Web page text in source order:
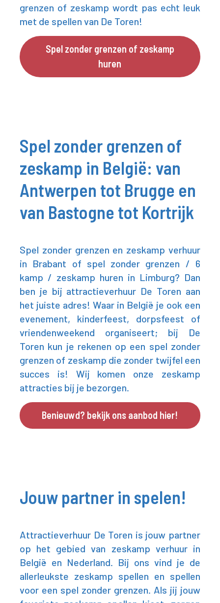
grenzen of zeskamp wordt pas echt leuk
met de spellen van De Toren!
Spel zonder grenzen of zeskamp
huren
Spel zonder grenzen of
zeskamp in België: van
Antwerpen tot Brugge en
van Bastogne tot Kortrijk
Spel zonder grenzen en zeskamp verhuur
in Brabant of spel zonder grenzen / 6
kamp / zeskamp huren in Limburg? Dan
ben je bij attractieverhuur De Toren aan
het juiste adres! Waar in België je ook een
evenement, kinderfeest, dorpsfeest of
vriendenweekend organiseert; bij De
Toren kun je rekenen op een spel zonder
grenzen of zeskamp die zonder twijfel een
succes is! Wij komen onze zeskamp
attracties bij je bezorgen.
Benieuwd? bekijk ons aanbod hier!
Jouw partner in spelen!
Attractieverhuur De Toren is jouw partner
op het gebied van zeskamp verhuur in
België en Nederland. Bij ons vind je de
allerleukste zeskamp spellen en spellen
voor een spel zonder grenzen. Als jij jouw